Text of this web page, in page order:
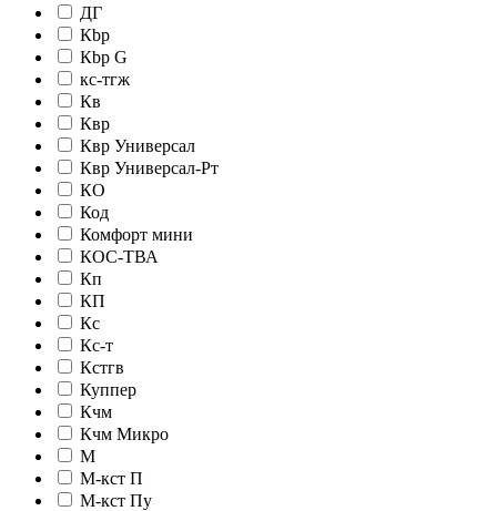
ДГ
Кbр
Кbр G
кc-тгж
Кв
Квр
Квр Универсал
Квр Универсал-Рт
КО
Код
Комфорт мини
КОС-ТВА
Кп
КП
Кс
Кс-т
Кстгв
Куппер
Кчм
Кчм Микро
М
М-кст П
М-кст Пу